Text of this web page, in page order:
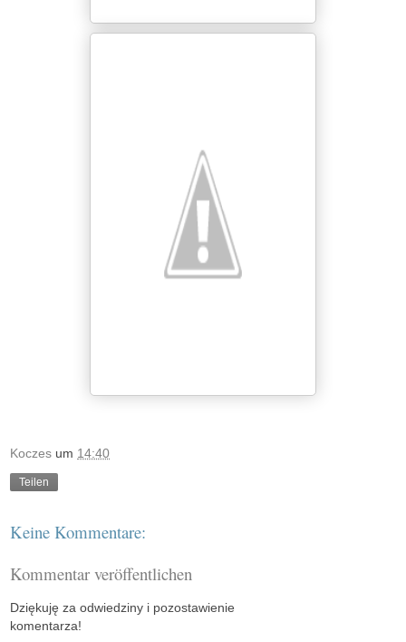
Koczes um 14:40
Teilen
Keine Kommentare:
Kommentar veröffentlichen
Dziękuję za odwiedziny i pozostawienie
komentarza!